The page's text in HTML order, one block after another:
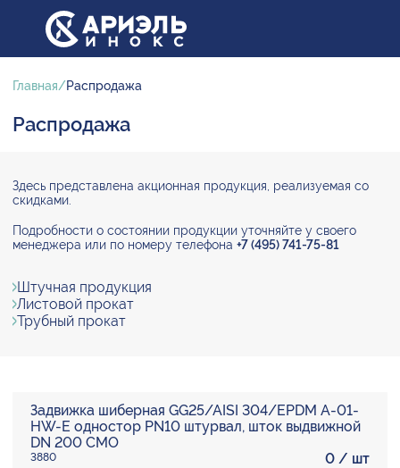
Главная Распродажа
Распродажа
Здесь представлена акционная продукция, реализуемая со
скидками.
Подробности о состоянии продукции уточняйте у своего
менеджера или по номеру телефона +7 (495) 741-75-81
Штучная продукция
Листовой прокат
Трубный прокат
3880
Задвижка шиберная GG25/AISI 304/EPDM A-01-
HW-E одностор PN10 штурвал, шток выдвижной
DN 200 CMO
0 / шт